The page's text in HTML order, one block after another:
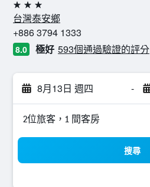
3星級
台灣泰安鄉
+886 3794 1333
8.0 極好 593個通過驗證的評分
8月13日 週四 -
2位旅客，1 間客房
搜尋